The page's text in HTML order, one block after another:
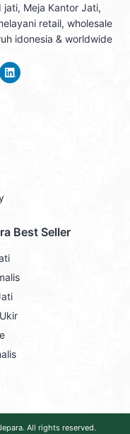
Meja Kantor Jati,
retail, wholesale
idonesia & worldwide
Best Seller
. All rights reserved.